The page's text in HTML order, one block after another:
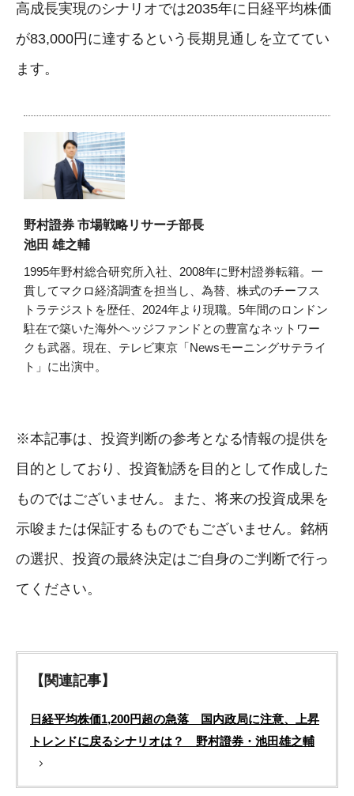
高成長実現のシナリオでは2035年に日経平均株価
が83,000円に達するという長期見通しを立ててい
ます。
野村證券 市場戦略リサーチ部長
池田 雄之輔
1995年野村総合研究所入社、2008年に野村證券転籍。一
貫してマクロ経済調査を担当し、為替、株式のチーフス
トラテジストを歴任、2024年より現職。5年間のロンドン
駐在で築いた海外ヘッジファンドとの豊富なネットワー
クも武器。現在、テレビ東京「Newsモーニングサテライ
ト」に出演中。
※本記事は、投資判断の参考となる情報の提供を
目的としており、投資勧誘を目的として作成した
ものではございません。また、将来の投資成果を
示唆または保証するものでもございません。銘柄
の選択、投資の最終決定はご自身のご判断で行っ
てください。
【関連記事】
日経平均株価1,200円超の急落 国内政局に注意、上昇
トレンドに戻るシナリオは？ 野村證券・池田雄之輔